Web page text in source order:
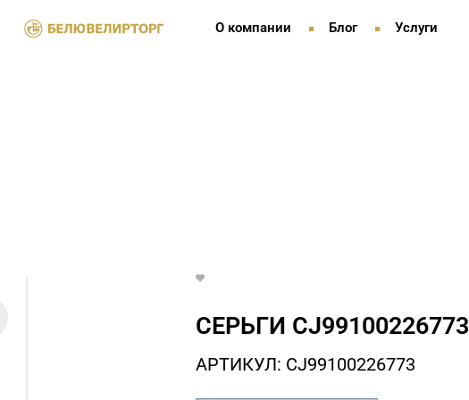
О компании Блог Услуги
СЕРЬГИ СJ99100226773
АРТИКУЛ: СJ99100226773